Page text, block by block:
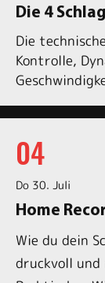
Die 4
Die
Kontrolle,
04
Do 30. Juli
Home
Wie du dein
druckvoll und